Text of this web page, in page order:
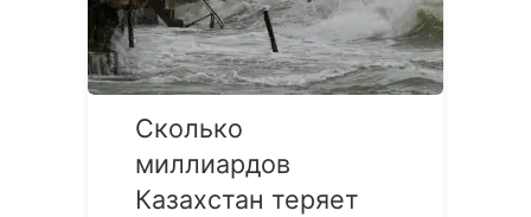
Сколько
миллиардов
Казахстан теряет